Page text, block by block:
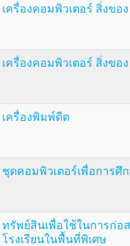
เครื่องคอมพิวเตอร์ สิ่งขอ
เครื่องคอมพิวเตอร์ สิ่งขอ
เครื่องพิมพ์ดีด
ชุดคอมพิวเตอร์เพื่อการศึ
ทรัพย์สินเพื่อใช้ในการก่อ
โรงเรียนในพื้นที่พิเศษ